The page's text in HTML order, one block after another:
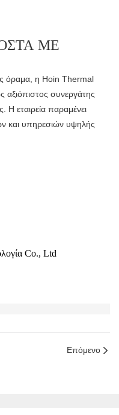
ΜΕ
όραμα, η Hoin Thermal
αξιόπιστος συνεργάτης
Η εταιρεία παραμένει
και υπηρεσιών υψηλής
Co., Ltd
Επόμενο